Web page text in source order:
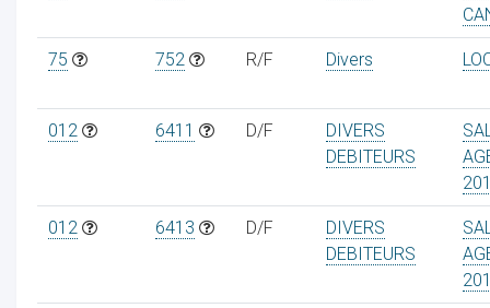
75 752 R/F Divers
012 6411 D/F
DIVERS
DEBITEURS
012 6413 D/F
DIVERS
DEBITEURS